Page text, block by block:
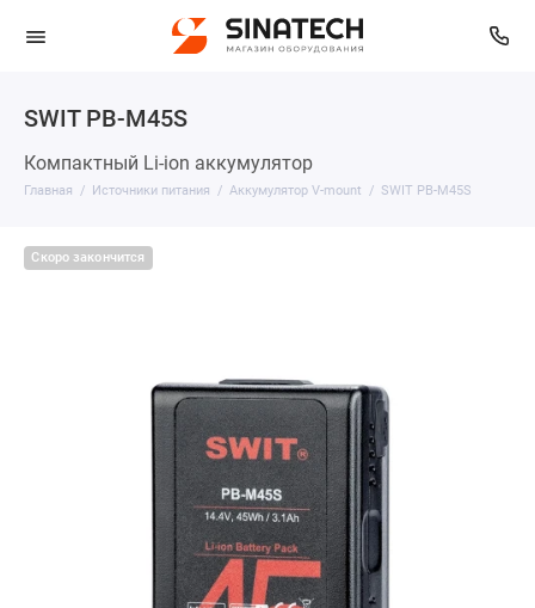
SWIT PB-M45S
Компактный Li-ion аккумулятор
Главная Источники питания Аккумулятор V-mount SWIT PB-M45S
Скоро закончится